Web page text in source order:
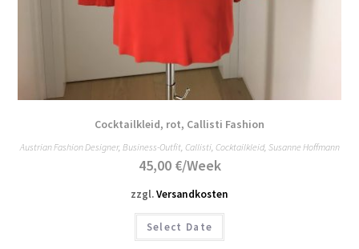
Cocktailkleid, rot, Callisti Fashion
Austrian Fashion Designer, Business-Outfit, Callisti, Cocktailkleid, Susanne Hoffmann
45,00 €/Week
zzgl.Versandkosten
Select Date